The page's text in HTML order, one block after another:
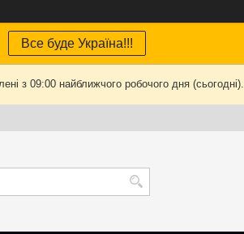
Все буде Україна!!!
з 09:00 найближчого робочого дня (сьогодні).